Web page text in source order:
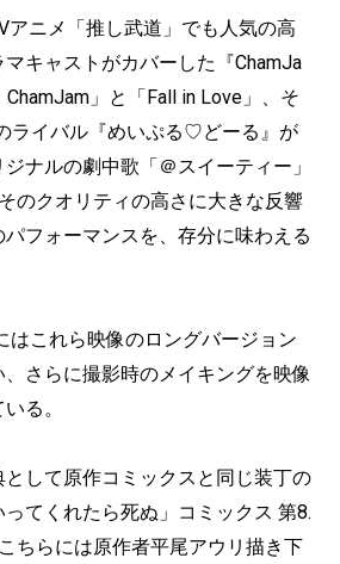
アニメ「推し武道」でも人気の高
キャストがカバーした『ChamJa
」と「Fall in Love」、そ
ライバル『めいぷる♡どーる』が
ナルの劇中歌「＠スイーティー」
のクオリティの高さに大きな反響
フォーマンスを、存分に味わえる
はこれら映像のロングバージョン
さらに撮影時のメイキングを映像
る。
として原作コミックスと同じ装丁の
ってくれたら死ぬ」コミックス 第8.
ちらには原作者平尾アウリ描き下